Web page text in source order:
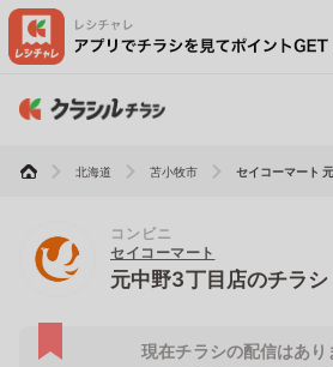
北海道 苫小牧市 セイコーマート
コンビニ
セイコーマート
元中野3丁目店のチラシ
現在チラシの配信はあり